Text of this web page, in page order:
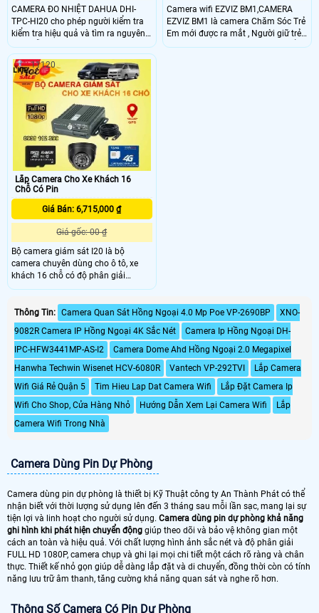
CAMERA ĐO NHIỆT DAHUA DHI-
TPC-HI20 cho phép người kiểm tra
kiểm tra hiệu quả và tìm ra nguyên
nhân lỗi hệ thống nhanh hơn so với
súng nhiệt độ IR. Nó là một công cụ
chẩn đoán phụ trợ với phép đo
không tiếp xúc, độ chính xác cao và
các dị thường trực quan trên màn
hình. Nó kích hoạt cảnh báo còi khi
nhiệt độ vượt quá ngưỡng báo động
Camera wifi EZVIZ BM1,CAMERA
EZVIZ BM1 là camera Chăm Sóc Trẻ
Em mới được ra mắt , Người giữ trẻ
đắc lực cho gia đình, Một sản phẩm
Lắp Camera Cho Xe Khách 16
Chỗ Có Pin
Giá Bán: 6,715,000 ₫
Giá gốc: 00 ₫
Bộ camera giám sát I20 là bộ
camera chuyên dùng cho ô tô, xe
khách 16 chỗ có độ phân giải
2.0MP hình ảnh rõ nét kết hợp với
rung lắc, bù ngược sáng (BLC), giảm
nhiễu số ( DNR), bắt chuyển động,
Camera giám sát hợp chuẩn NGHỊ
ĐỊNH 10/2020/NĐ-CP và THÔNG
TƯ 12/2020/TT-BGTVT.
11120
Thông Tin: Camera Quan Sát Hồng Ngoại 4.0 Mp Poe VP-2690BP
XNO-
9082R Camera IP Hồng Ngoại 4K Sắc Nét
Camera Ip Hồng Ngoại DH-
IPC-HFW3441MP-AS-I2
Camera Dome Ahd Hồng Ngoại 2.0 Megapixel
Hanwha Techwin Wisenet HCV-6080R
Vantech VP-292TVI
Lắp Camera
Wifi Giá Rẻ Quận 5
Tim Hieu Lap Dat Camera Wifi
Lắp Đặt Camera Ip
Wifi Cho Shop, Cửa Hàng Nhỏ
Hướng Dẫn Xem Lại Camera Wifi
Lắp
Camera Wifi Trong Nhà
Camera Dùng Pin Dự Phòng
Camera dùng pin dự phòng là thiết bị Kỹ Thuật công ty An Thành Phát có thể
nhận biết với thời lượng sử dụng lên đến 3 tháng sau mỗi lần sạc, mang lại sự
tiện lợi và linh hoạt cho người sử dụng. Camera dùng pin dự phòng khả năng
ghi hình khi phát hiện chuyển động giúp theo dõi và bảo vệ không gian một
cách an toàn và hiệu quả. Với chất lượng hình ảnh sắc nét và độ phân giải
FULL HD 1080P, camera chụp và ghi lại mọi chi tiết một cách rõ ràng và chân
thực. Thiết kế nhỏ gọn giúp dễ dàng lắp đặt và di chuyển, đồng thời còn có tính
năng lưu trữ âm thanh, tăng cường khả năng quan sát và nghe rõ hơn.
Thông Số Camera Có Pin Dự Phòng